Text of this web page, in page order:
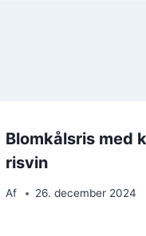
Blomkålsris med
risvin
Af 26. december 2024